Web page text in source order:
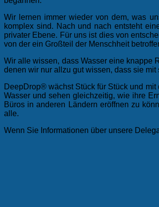
Wir lernen immer wieder von dem, was
komplex sind. Nach und nach entsteht
privater Ebene. Für uns ist dies von
von der ein Großteil der Menschheit
Wir alle wissen, dass Wasser eine knappe
denen wir nur allzu gut wissen, dass sie
DeepDrop® wächst Stück für Stück und
Wasser und sehen gleichzeitig, wie ihre
Büros in anderen Ländern eröffnen zu
alle.
Wenn Sie Informationen über unsere